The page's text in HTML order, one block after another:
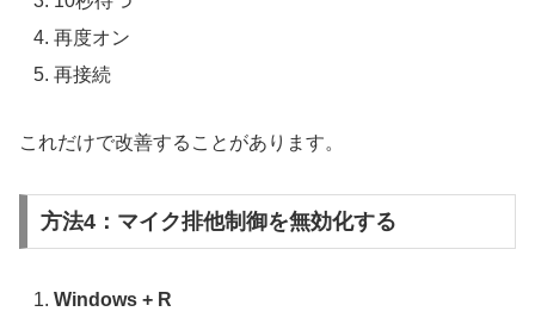
再度オン
再接続
これだけで改善することがあります。
方法4：マイク排他制御を無効化する
Windows + R